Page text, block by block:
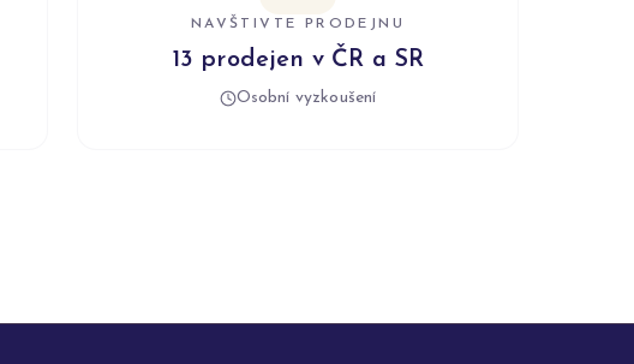
NAVŠTIVTE PRODEJNU
13 prodejen v ČR a SR
Osobní vyzkoušení